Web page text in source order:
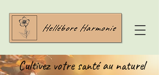
Cultivez votre santé au naturel